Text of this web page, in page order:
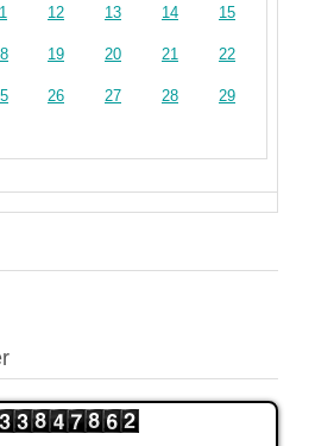
12 13 14 15
19 20 21 22
26 27 28 29